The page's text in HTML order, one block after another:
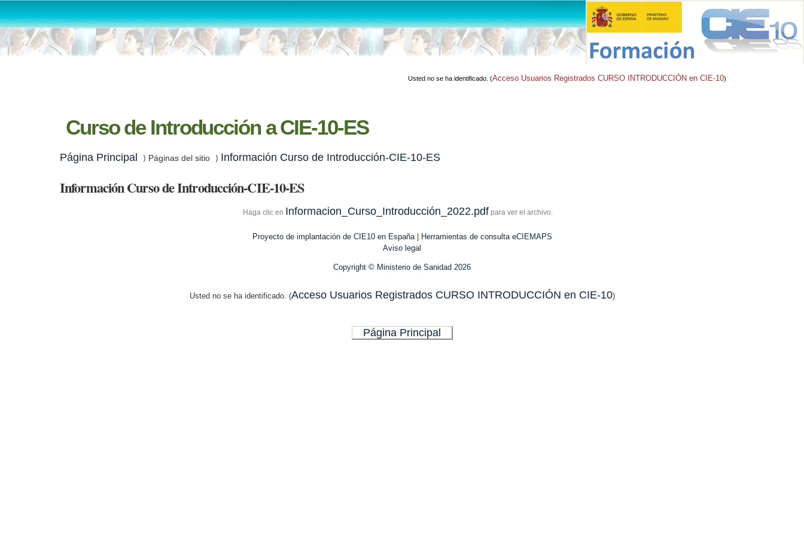
Usted no se ha identificado. (Acceso Usuarios Registrados CURSO INTRODUCCIÓN en CIE-10)
Curso de Introducción a CIE-10-ES
Página Principal ⟩ Páginas del sitio ⟩ Información Curso de Introducción-CIE-10-ES
Información Curso de Introducción-CIE-10-ES
Haga clic en Informacion_Curso_Introducción_2022.pdfpara ver el archivo.
Proyecto de implantación de CIE10 en España|
Herramientas de consulta eCIEMAPS
Aviso legal
Copyright © Ministerio de Sanidad 2026
Usted no se ha identificado. (Acceso Usuarios Registrados CURSO INTRODUCCIÓN en CIE-10)
Página Principal